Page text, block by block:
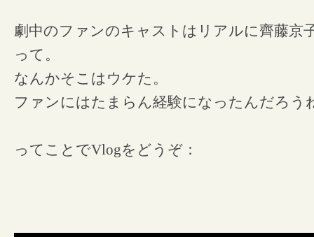
劇中のファンのキャストはリアルに齊藤京
って。
なんかそこはウケた。
ファンにはたまらん経験になったんだろう
ってことでVlogをどうぞ：